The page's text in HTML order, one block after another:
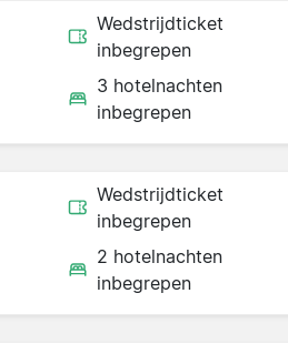
Wedstrijdticket
inbegrepen
3 hotelnachten
inbegrepen
Wedstrijdticket
inbegrepen
2 hotelnachten
inbegrepen